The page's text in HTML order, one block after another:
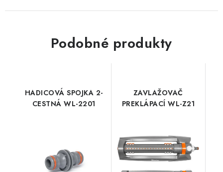
Podobné produkty
HADICOVÁ SPOJKA 2-
CESTNÁ WL-2201
ZAVLAŽOVAČ
PREKLÁPACÍ WL-Z21